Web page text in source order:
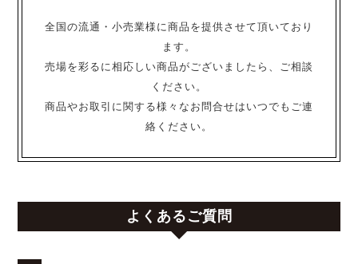
全国の流通・小売業様に商品を提供させて頂いており
ます。
売場を彩るに相応しい商品がございましたら、ご相談
ください。
商品やお取引に関する様々なお問合せはいつでもご連
絡ください。
よくあるご質問